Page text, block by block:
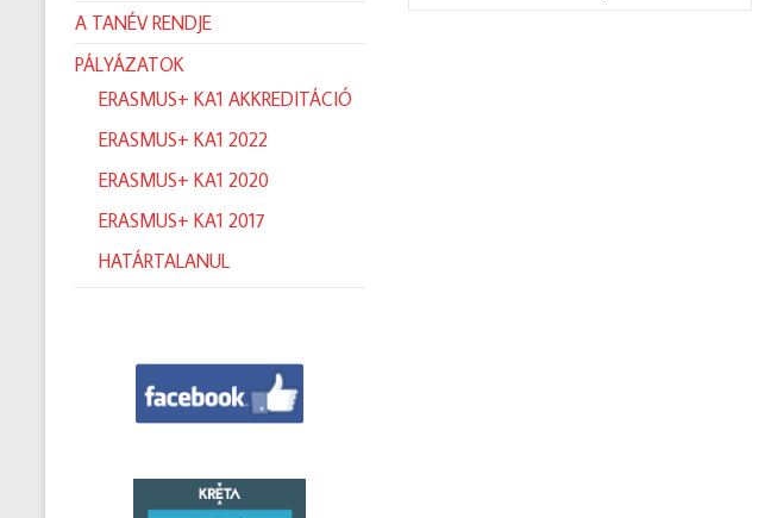
A TANÉV RENDJE
PÁLYÁZATOK
ERASMUS+ KA1 AKKREDITÁCIÓ
ERASMUS+ KA1 2022
ERASMUS+ KA1 2020
ERASMUS+ KA1 2017
HATÁRTALANUL